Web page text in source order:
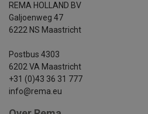
REMA HOLLAND BV
Galjoenweg 47
6222 NS Maastricht
Postbus 4303
6202 VA Maastricht
+31 (0)43 36 31 777
info@rema.eu